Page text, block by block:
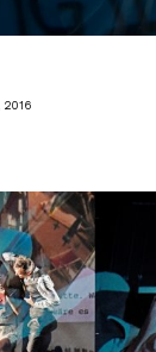
2016